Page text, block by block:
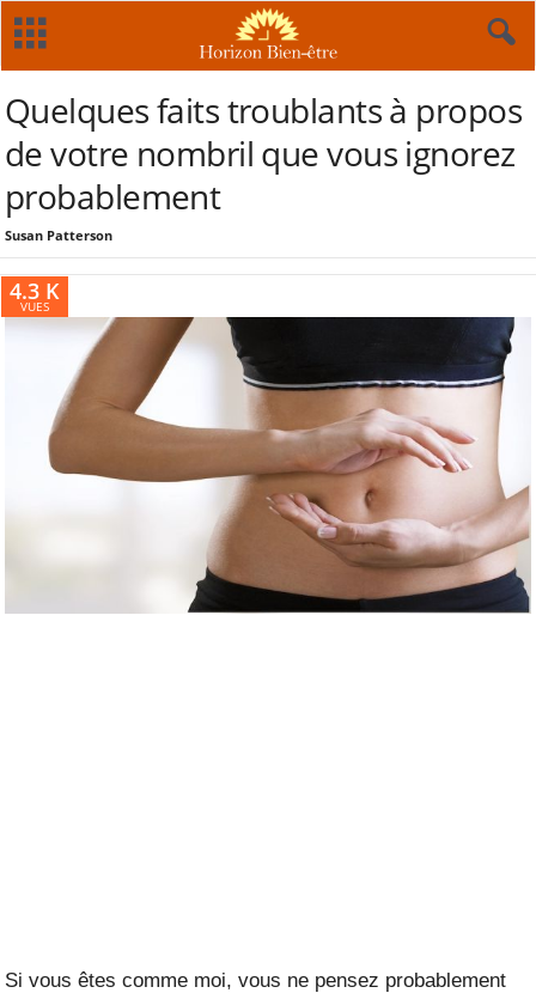
Quelques faits troublants à propos
de votre nombril que vous ignorez
probablement
Susan Patterson
4.3 K
VUES
Si vous êtes comme moi, vous ne pensez probablement